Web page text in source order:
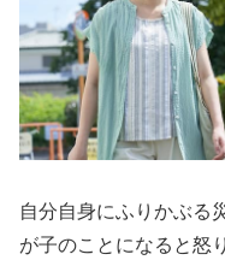
自分自身にふりかぶる
が子のことになると怒